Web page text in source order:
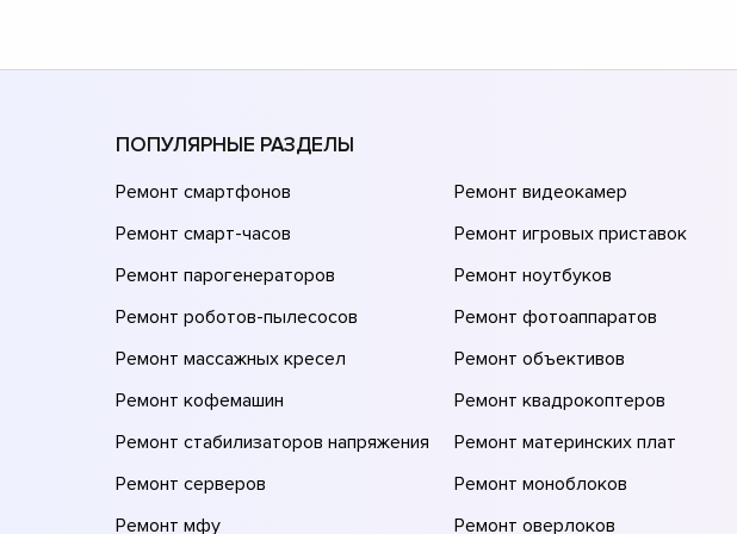
ПОПУЛЯРНЫЕ РАЗДЕЛЫ
Ремонт смартфонов
Ремонт смарт-часов
Ремонт парогенераторов
Ремонт роботов-пылесосов
Ремонт массажных кресел
Ремонт кофемашин
Ремонт стабилизаторов напряжения
Ремонт серверов
Ремонт мфу
Ремонт видеокамер
Ремонт игровых приставок
Ремонт ноутбуков
Ремонт фотоаппаратов
Ремонт объективов
Ремонт квадрокоптеров
Ремонт материнских плат
Ремонт моноблоков
Ремонт оверлоков